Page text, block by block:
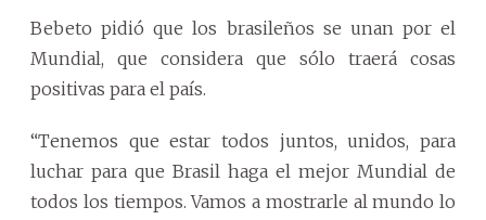
Bebeto pidió que los brasileños se unan por el
Mundial, que considera que sólo traerá cosas
positivas para el país.
“Tenemos que estar todos juntos, unidos, para
luchar para que Brasil haga el mejor Mundial de
todos los tiempos. Vamos a mostrarle al mundo lo